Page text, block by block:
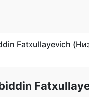
Fatxullayevich